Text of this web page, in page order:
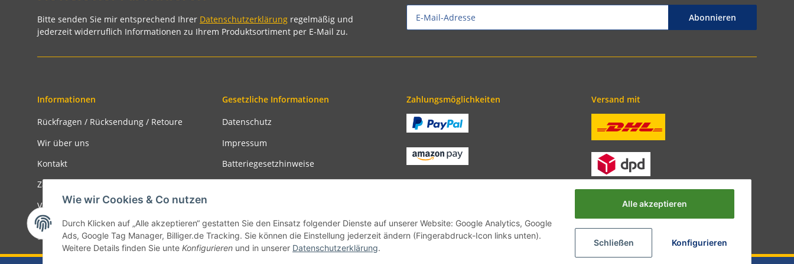
Bitte senden Sie mir entsprechend Ihrer Datenschutzerklärung regelmäßig und
jederzeit widerruflich Informationen zu Ihrem Produktsortiment per E-Mail zu.
Abonnieren
Informationen
Rückfragen / Rücksendung / Retoure
Wir über uns
Kontakt
Zahlungsmöglichkeiten
Versandinformationen
Gesetzliche Informationen
Datenschutz
Impressum
Batteriegesetzhinweise
Zahlungsmöglichkeiten Versand mit
* Alle Preise inkl. gesetzlicher USt., zzgl.Versand
Wie wir Cookies & Co nutzen
Durch Klicken auf „Alle akzeptieren“ gestatten Sie den Einsatz folgender Dienste auf unserer Website: Google Analytics, Google
Ads, Google Tag Manager, Billiger.de Tracking. Sie können die Einstellung jederzeit ändern (Fingerabdruck-Icon links unten).
Weitere Details finden Sie unte Konfigurieren und in unserer Datenschutzerklärung.
Alle akzeptieren
Schließen Konfigurieren